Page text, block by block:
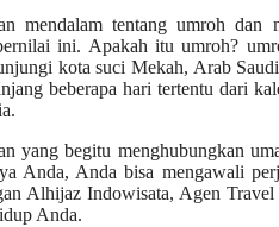
mendalam tentang umroh dan
ini. Apakah itu umroh?
kota suci Mekah, Arab
beberapa hari tertentu dari
yang begitu menghubungkan
Anda, Anda bisa mengawali
Alhijaz Indowisata, Agen
Anda.